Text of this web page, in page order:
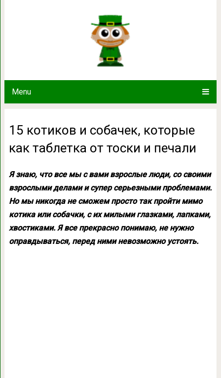
Menu
15 котиков и собачек, которые
15 котиков и собачек, которые
как таблетка от тоски и печали
Я знаю, что все мы с вами взрослые люди, со своими
взрослыми делами и супер серьезными проблемами.
Но мы никогда не сможем просто так пройти мимо
котика или собачки, с их милыми глазками, лапками,
хвостиками. Я все прекрасно понимаю, не нужно
оправдываться, перед ними невозможно устоять.